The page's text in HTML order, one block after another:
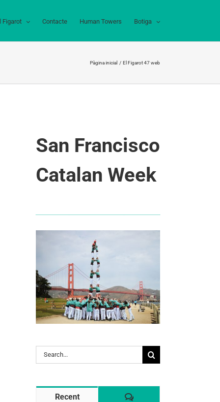
Figarot Contacte Human Towers Botiga
Pàgina inicial El Figarot 47 web
San Francisco
Catalan Week
Search
for:
Recent Comentaris